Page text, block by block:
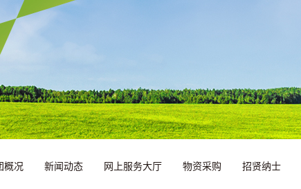
概况 新闻动态 网上服务大厅 物资采购 招贤纳士